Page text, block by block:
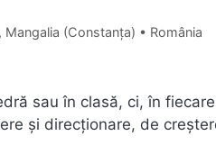
Mangalia (Constanţa) • România
sau în clasă, ci, în
şi direcţionare, de